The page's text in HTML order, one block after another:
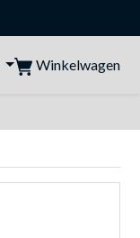
Winkelwagen